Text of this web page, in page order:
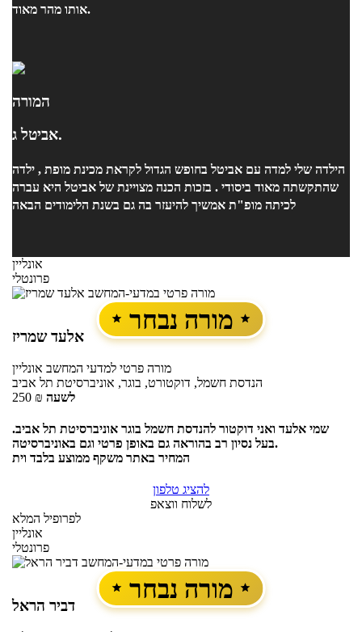
אותו מהר מאוד.
המורה
אביטל ג.
הילדה שלי למדה עם אביטל בחופש הגדול לקראת מכינת מופת , ילדה
שהתקשתה מאוד ביסודי . בזכות הכנה מצויינת של אביטל היא עברה
לכיתה מופ"ת אמשיך להיעזר בה גם בשנת הלימודים הבאה
אונליין
פרונטלי
מורה נבחר
אלעד שמריז
מורה פרטי למדעי המחשב אונליין
הנדסת חשמל, דוקטורט, בוגר, אוניברסיטת תל אביב
250 ₪ לשעה
שמי אלעד ואני דוקטור להנדסת חשמל בוגר אוניברסיטת תל אביב.
בעל נסיון רב בהוראה גם באופן פרטי וגם באוניברסיטה.
המחיר באתר משקף ממוצע בלבד וית
להציג טלפון
לשלוח ווצאפ
לפרופיל המלא
אונליין
פרונטלי
מורה נבחר
דביר הראל